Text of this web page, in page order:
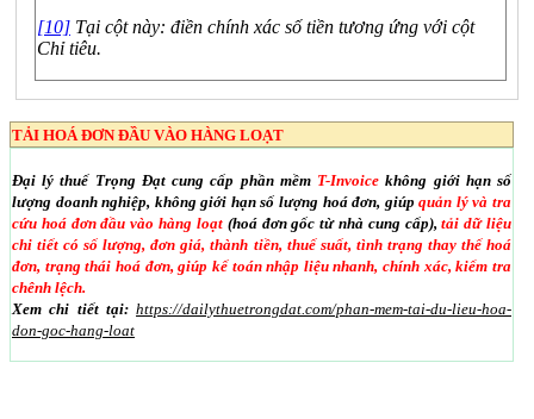
[10] Tại cột này: điền chính xác số tiền tương ứng với cột
Chỉ tiêu.
TẢI HOÁ ĐƠN ĐẦU VÀO HÀNG LOẠT
Đại lý thuế Trọng Đạt cung cấp phần mềm T-Invoice không giới hạn số
lượng doanh nghiệp, không giới hạn số lượng hoá đơn, giúpquản lý và tra
cứu hoá đơn đầu vào hàng loạt(hoá đơn gốc từ nhà cung cấp),tải dữ liệu
chi tiết có số lượng, đơn giá, thành tiền, thuế suất, tình trạng thay thế hoá
đơn, trạng thái hoá đơn, giúp kế toán nhập liệu nhanh, chính xác, kiểm tra
chênh lệch.
Xem chi tiết tại: https://dailythuetrongdat.com/phan-mem-tai-du-lieu-hoa-
don-goc-hang-loat